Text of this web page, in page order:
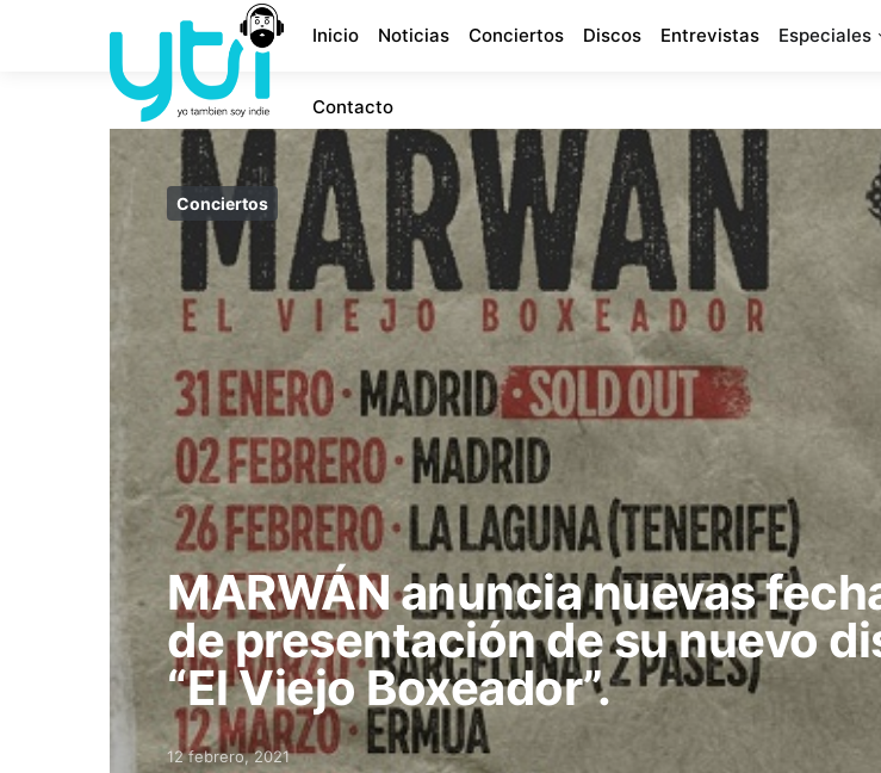
Inicio Noticias Conciertos Discos Entrevistas Especiales
Contacto
Conciertos
MARWÁN anuncia nuevas
de presentación de su nuevo
“El Viejo Boxeador”.
Posted on
12 febrero, 2021